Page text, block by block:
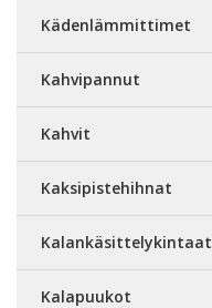
Kädenlämmittimet
Kahvipannut
Kahvit
Kaksipistehihnat
Kalankäsittelykintaat
Kalapuukot